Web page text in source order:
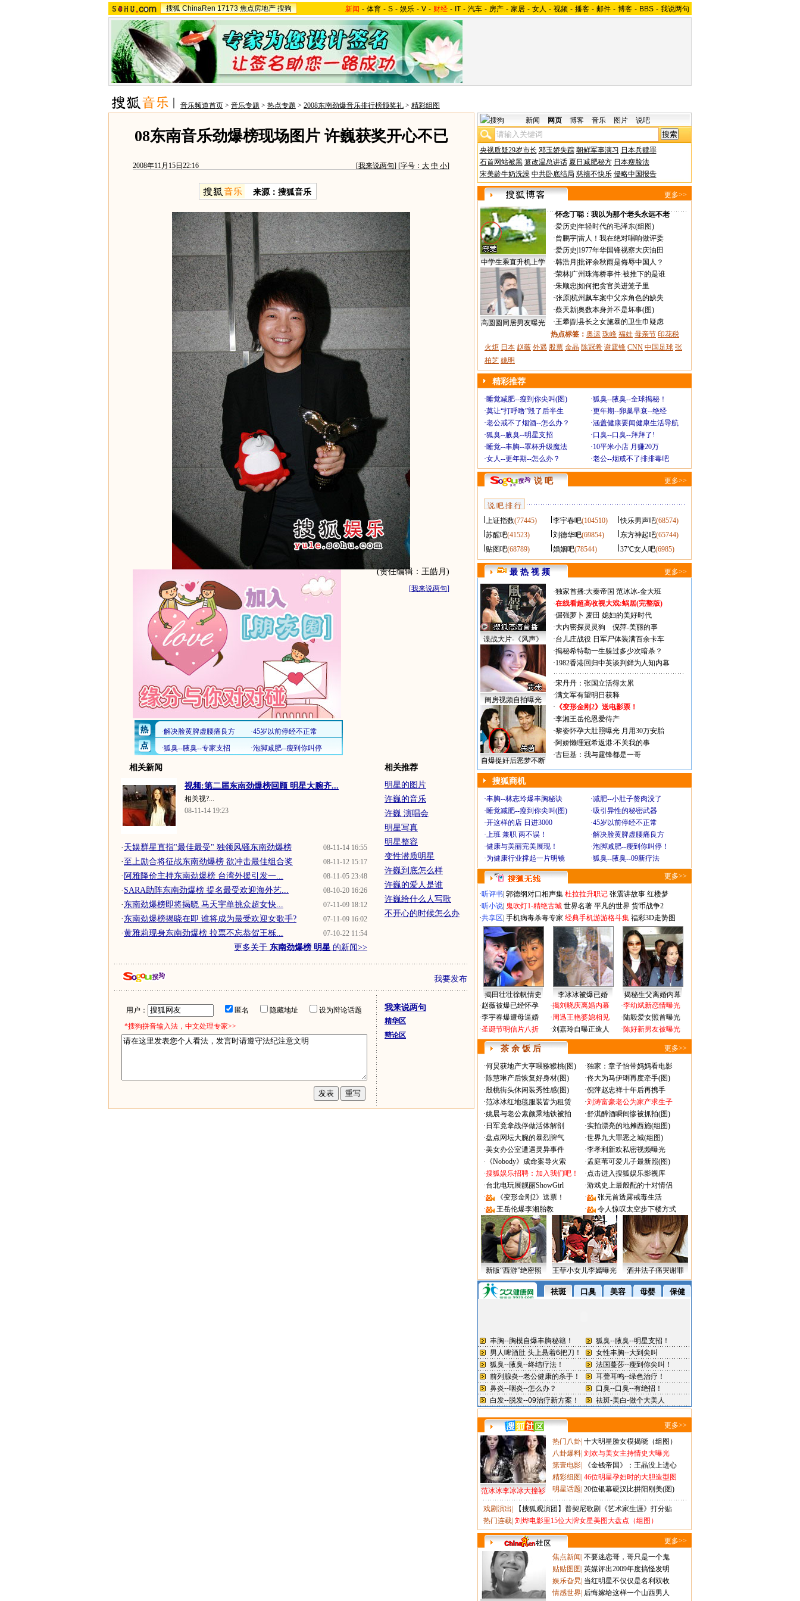
搜狐 ChinaRen 17173 焦点房地产 搜狗 新闻 - 体育 - S - 娱乐 - V - 财经 - IT - 汽车 - 房产 - 家居 - 女人 - 视频 - 播客 - 邮件 - 博客 - BBS - 我说两句
音乐频道首页 > 音乐专题 > 热点专题 > 2008东南劲爆音乐排行榜颁奖礼 > 精彩组图
08东南音乐劲爆榜现场图片 许巍获奖开心不已
2008年11月15日22:16 [我来说两句] [字号： 大 中 小]
来源：搜狐音乐
(责任编辑：王皓月)
[我来说两句]
相关新闻
视频:第二届东南劲爆榜回顾 明星大腕齐...
相关视?...
08-11-14 19:23
08-11-14 16:55
· 天娱群星直指"最佳最受" 独领风骚东南劲爆榜
08-11-12 15:17
· 至上励合将征战东南劲爆榜 欲冲击最佳组合奖
08-11-05 23:48
· 阿雅降价主持东南劲爆榜 台湾外援引发一...
08-10-20 16:26
· SARA助阵东南劲爆榜 提名最受欢迎海外艺...
07-11-09 18:12
· 东南劲爆榜即将揭晓 马天宇单挑众超女快...
07-11-09 16:02
· 东南劲爆榜揭晓在即 谁将成为最受欢迎女歌手?
07-10-22 11:54
·黄雅莉现身东南劲爆榜 拉票不忘恭贺王栎...
更多关于 东南劲爆榜 明星 的新闻>>
相关推荐
明星的图片
许巍的音乐
许巍 演唱会
明星写真
明星整容
变性潜质明星
许巍到底怎么样
许巍的爱人是谁
许巍给什么人写歌
不开心的时候怎么办
我要发布
用户： 匿名 隐藏地址
设为辩论话题
*搜狗拼音输入法，中文处理专家>>
我来说两句
精华区
辩论区
新闻 网页 博客 音乐 图片 说吧
央视质疑29岁市长 邓玉娇失踪 朝鲜军事演习 日本兵赎罪
石首网站被黑 篡改温总讲话 夏日减肥秘方 日本瘦脸法
宋美龄牛奶洗澡 中共卧底结局 慈禧不快乐 侵略中国报告
更多>>
中学生乘直升机上学
高圆圆同居男友曝光
·怀念丁聪：我以为那个老头永远不老
·爱历史 年轻时代的毛泽东(组图)
·曾鹏宇|雷人！我在绝对唱响做评委
·爱历史 1977年华国锋视察大庆油田
·韩浩月 批评余秋雨是侮辱中国人？
·荣林| 广州珠海桥事件:被推下的是谁
·朱顺忠 如何把贪官关进笼子里
·张原|杭州飙车案中父亲角色的缺失
·蔡天新|奥数本身并不是坏事(图)
·王攀|副县长之女施暴的卫生巾疑虑
热点标签： 奥运 珠峰 福娃 母亲节 印花税
火炬 日本 赵薇 外遇 股票 金晶 陈冠希 谢霆锋 CNN 中国足球 张
柏芝 姚明
精彩推荐
·睡觉减肥--瘦到你尖叫(图) ·狐臭--腋臭--全球揭秘！
·莫让“打呼噜”毁了后半生 ·更年期--卵巢早衰--绝经
·老公戒不了烟酒--怎么办？ ·涵盖健康要闻健康生活导航
·狐臭--腋臭--明星支招 ·口臭--口臭--拜拜了!
·睡觉--丰胸--罩杯升级魔法 ·10平米小店 月赚20万
·女人--更年期--怎么办？ ·老公--烟戒不了排排毒吧
说 吧 更多>>
说 吧 排 行
上证指数(77445) 李宇春吧(104510) 快乐男声吧(68574)
苏醒吧(41523) 刘德华吧(69854) 东方神起吧(65744)
贴图吧(68789) 婚姻吧(78544) 37℃女人吧(6985)
最 热 视 频 更多>>
谍战大片-《风声》
闺房视频自拍曝光
自爆捉奸后恶梦不断
·独家首播:大秦帝国 范冰冰-金大班
·在线看超高收视大戏:蜗居(完整版)
·倔强萝卜 麦田 媳妇的美好时代
·大内密探灵灵狗
倪萍-美丽的事
·台儿庄战役 日军尸体装满百余卡车
·揭秘希特勒一生躲过多少次暗杀？
·1982香港回归中英谈判鲜为人知内幕
·宋丹丹：张国立活得太累
·满文军有望明日获释
· 《变形金刚2》送电影票！
·李湘王岳伦恩爱待产
·黎姿怀孕大肚照曝光 月用30万安胎
·阿娇懒理冠希返港:不关我的事
·古巨基：我与霆锋都是一哥
搜狐商机
·丰胸--林志玲爆丰胸秘诀 ·减肥--小肚子赘肉没了
·睡觉减肥--瘦到你尖叫(图) ·吸引异性的秘密武器
·开这样的店 日进3000 ·45岁以前停经不正常
·上班 兼职 两不误！ ·解决脸黄脾虚腰痛良方
·健康与美丽完美展现！ ·泡脚减肥--瘦到你叫停！
·为健康行业撑起一片明镜 ·狐臭--腋臭--09新疗法
更多>>
·听评书 郭德纲对口相声集 杜拉拉升职记 张震讲故事 红楼梦
·听小说 鬼吹灯1-精绝古城 世界名著 平凡的世界 货币战争2
·共享区 手机病毒杀毒专家 经典手机游游格斗集 福彩3D走势图
揭田壮壮徐帆情史 李冰冰被爆已婚
揭秘生父离婚内幕
·赵薇被爆已经怀孕
·李宇春爆遭母逼婚
·圣诞节明信片八折
·揭刘晓庆离婚内幕
·周迅王艳婆媳相见
·刘嘉玲自曝正造人
·李幼斌新恋情曝光
·陆毅爱女照首曝光
·陈好新男友被曝光
茶 余 饭 后 更多>>
·何炅获地产大亨喂猕猴桃(图) ·独家：章子怡带妈妈看电影
·陈慧琳产后恢复好身材(图) ·佟大为马伊琍再度牵手(图)
·殷桃街头休闲装秀性感(图) ·倪萍赵忠祥十年后再携手
·范冰冰红地毯服装皆为租赁 ·刘涛富豪老公为家产求生子
·姚晨与老公素颜乘地铁被拍 ·舒淇醉酒瞬间惨被抓拍(图)
· 日军竟拿战俘做活体解剖 ·实拍漂亮的地摊西施(组图)
·盘点网坛大腕的暴烈脾气 ·世界九大罪恶之城(组图)
·美女办公室遭遇灵异事件 ·李孝利新欢私密视频曝光
· 《Nobody》成命案导火索 ·孟庭苇可爱儿子最新照(图)
·搜狐娱乐招聘：加入我们吧！ ·点击进入搜狐娱乐影视库
·台北电玩展靓丽ShowGirl ·游戏史上最般配的十对情侣
·
《变形金刚2》送票！ ·
张元首透露戒毒生活
·
王岳伦爆李湘胎教 · 令人惊叹太空步下楼方式
新版“西游”绝密照 王菲小女儿李嫣曝光 酒井法子痛哭谢罪
更多>>
范冰冰李冰冰大撞衫
热门八卦 十大明星脸女模揭晓（组图）
八卦爆料 刘欢与美女主持情史大曝光
第壹电影
《金钱帝国》：王晶没上进心
精彩组图 46位明星孕妇时的大胆造型图
明星话题 20位银幕硬汉比拼阳刚美(图)
戏剧演出
【搜狐观演团】普契尼歌剧《艺术家生涯》打分贴
热门连载 刘烨电影里15位大牌女星美图大盘点（组图）
更多>>
焦点新闻 不要迷恋哥，哥只是一个鬼
贴贴图图 英媒评出2009年度搞怪发明
娱乐旮旯 当红明星不仅仅是名利双收
情感世界 后悔嫁给这样一个山西男人